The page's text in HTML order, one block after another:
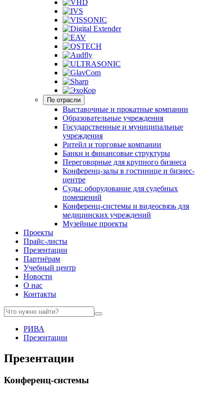
По отрасли
Выставочные и прокатные компании
Образовательные учреждения
Государственные и муниципальные
учреждения
Ритейл и торговые компании
Банки и финансовые структуры
Переговорные для крупного бизнеса
Конференц-залы в гостинице и бизнес-
центре
Суды: оборудование для судебных
помещений
Конференц-системы и видеосвязь для
медицинских учреждений
Музейные проекты
Проекты
Прайс-листы
Презентации
Партнёрам
Учебный центр
Новости
О нас
Контакты
РИВА
Презентации
Презентации
Конференц-системы